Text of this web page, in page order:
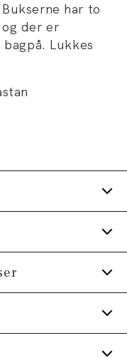
har to
der er
Lukkes
hvoraf den ene
Touch
ankler
helt gratis.